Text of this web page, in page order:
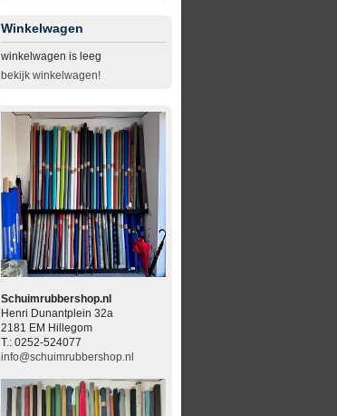
Winkelwagen
winkelwagen is leeg
bekijk winkelwagen!
Schuimrubbershop.nl
Henri Dunantplein 32a
2181 EM Hillegom
T.: 0252-524077
info@schuimrubbershop.nl